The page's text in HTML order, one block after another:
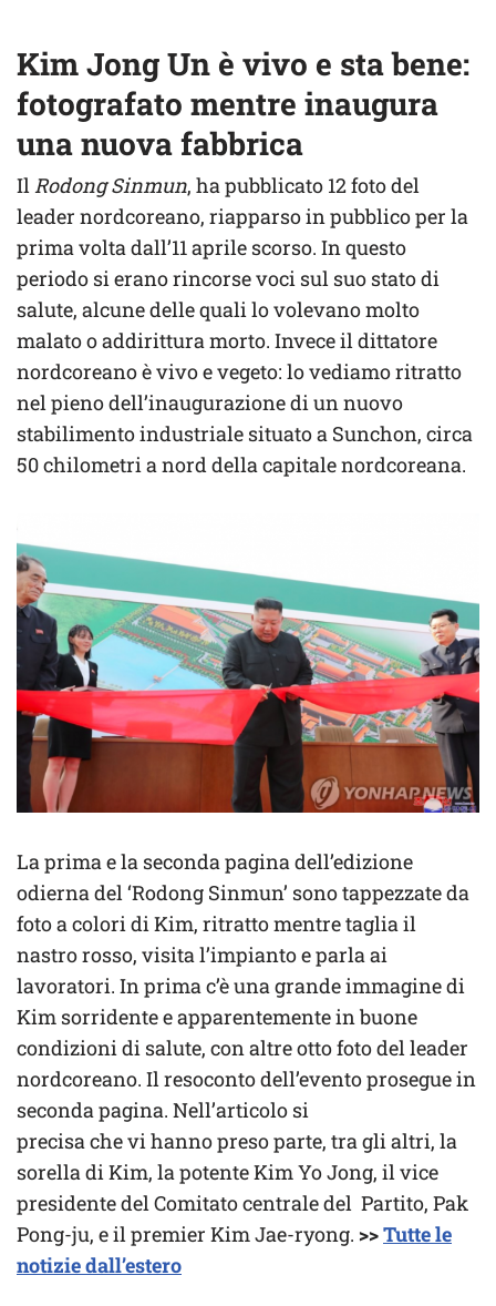
Kim Jong Un è vivo e sta bene:
fotografato mentre inaugura
una nuova fabbrica
IlRodong Sinmun, ha pubblicato 12 foto del
leader nordcoreano, riapparso in pubblico per la
prima volta dall’11 aprile scorso. In questo
periodo si erano rincorse voci sul suo stato di
salute, alcune delle quali lo volevano molto
malato o addirittura morto. Invece il dittatore
nordcoreano è vivo e vegeto: lo vediamo ritratto
nel pieno dell’inaugurazione di un nuovo
stabilimento industriale situato a Sunchon, circa
50 chilometri a nord della capitale nordcoreana.
La prima e la seconda pagina dell’edizione
odierna del ‘Rodong Sinmun’ sono tappezzate da
foto a colori di Kim, ritratto mentre taglia il
nastro rosso, visita l’impianto e parla ai
lavoratori. In prima c’è una grande immagine di
Kim sorridente e apparentemente in buone
condizioni di salute, con altre otto foto del leader
nordcoreano. Il resoconto dell’evento prosegue in
seconda pagina. Nell’articolo si
precisa che vi hanno preso parte, tra gli altri, la
sorella di Kim, la potente Kim Yo Jong, il vice
presidente del Comitato centrale del Partito, Pak
Pong-ju, e il premier Kim Jae-ryong. >>Tutte le
notizie dall’estero